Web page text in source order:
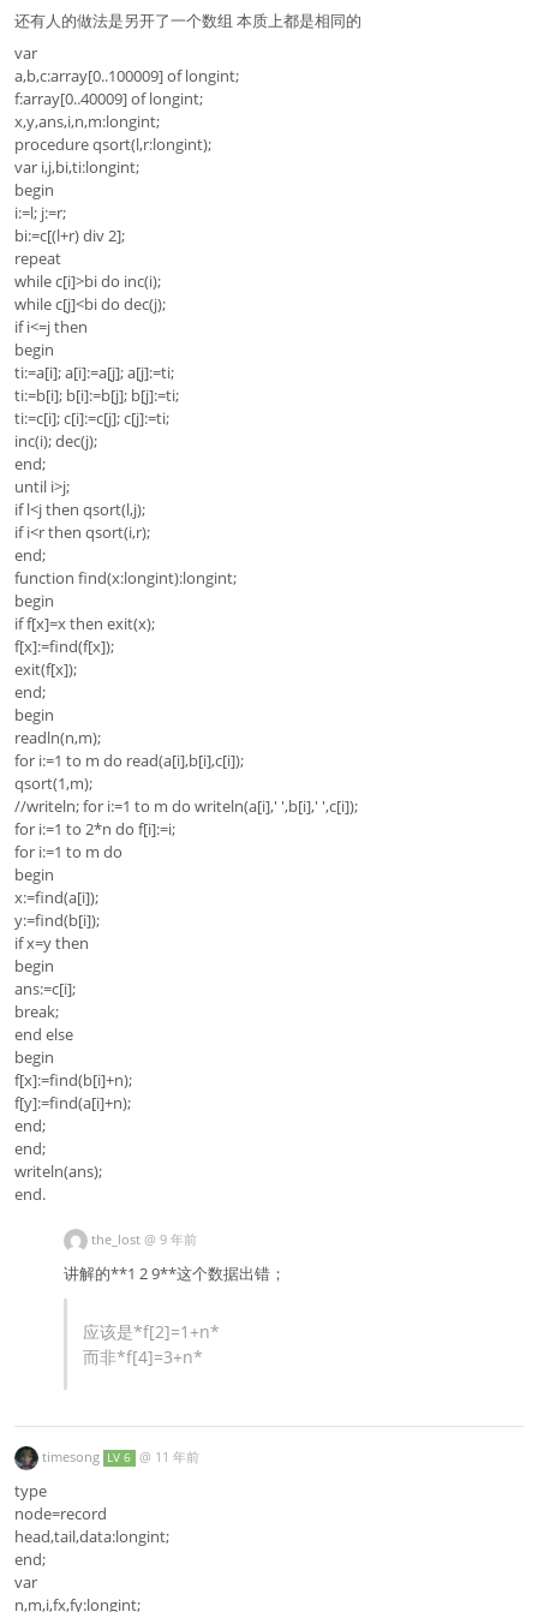
还有人的做法是另开了一个数组 本质上都是相同的
var
a,b,c:array[0..100009] of longint;
f:array[0..40009] of longint;
x,y,ans,i,n,m:longint;
procedure qsort(l,r:longint);
var i,j,bi,ti:longint;
begin
i:=l; j:=r;
bi:=c[(l+r) div 2];
repeat
while c[i]>bi do inc(i);
while c[j]<bi do dec(j);
if i<=j then
begin
ti:=a[i]; a[i]:=a[j]; a[j]:=ti;
ti:=b[i]; b[i]:=b[j]; b[j]:=ti;
ti:=c[i]; c[i]:=c[j]; c[j]:=ti;
inc(i); dec(j);
end;
until i>j;
if l<j then qsort(l,j);
if i<r then qsort(i,r);
end;
function find(x:longint):longint;
begin
if f[x]=x then exit(x);
f[x]:=find(f[x]);
exit(f[x]);
end;
begin
readln(n,m);
for i:=1 to m do read(a[i],b[i],c[i]);
qsort(1,m);
//writeln; for i:=1 to m do writeln(a[i],' ',b[i],' ',c[i]);
for i:=1 to 2*n do f[i]:=i;
for i:=1 to m do
begin
x:=find(a[i]);
y:=find(b[i]);
if x=y then
begin
ans:=c[i];
break;
end else
begin
f[x]:=find(b[i]+n);
f[y]:=find(a[i]+n);
end;
end;
writeln(ans);
end.
the_lost @ 9 年前
讲解的**1 2 9**这个数据出错；
应该是*f[2]=1+n*
而非*f[4]=3+n*
timesong LV 6 @ 11 年前
type
node=record
head,tail,data:longint;
end;
var
n,m,i,fx,fy:longint;